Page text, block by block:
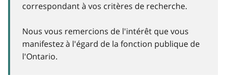
correspondant à vos critères de recherche.
Nous vous remercions de l'intérêt que vous
manifestez à l'égard de la fonction publique de
l'Ontario.